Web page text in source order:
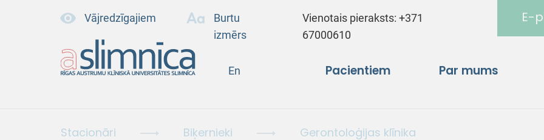
Vājredzīgajiem
Burtu
izmērs
Vienotais pieraksts:+371
67000610
E-
En Pacientiem Par mums
Stacionāri Biķernieki Gerontoloģijas klīnika